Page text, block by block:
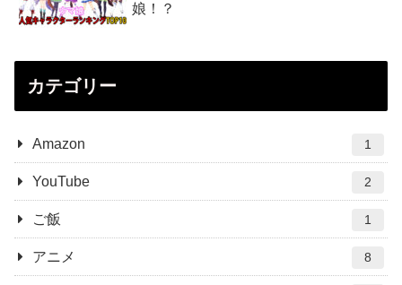
娘！？
カテゴリー
Amazon 1
YouTube 2
ご飯 1
アニメ 8